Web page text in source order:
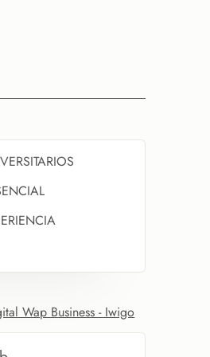
Wap Business - Iwigo